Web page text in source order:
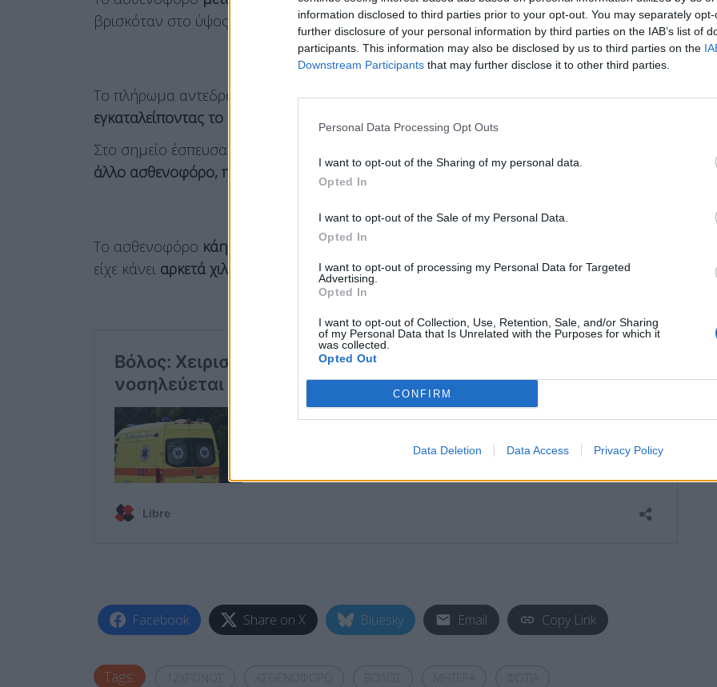
information disclosed to third parties prior to your opt-out. You may separately
further disclosure of your personal information by third parties on the IAB’s list of
participants. This information may also be disclosed by us to third parties on the
Downstream Participants that may further disclose it to other third parties.
Personal Data Processing Opt Outs
I want to opt-out of the Sharing of my personal data.
Opted In
I want to opt-out of the Sale of my Personal Data.
Opted In
I want to opt-out of processing my Personal Data for Targeted
Advertising.
Opted In
I want to opt-out of Collection, Use, Retention, Sale, and/or Sharing
of my Personal Data that Is Unrelated with the Purposes for which it
was collected.
Opted Out
CONFIRM
Data Deletion Data Access Privacy Policy
βρισκόταν στο ύψος της Σκούρπης τοέσβησεοκινητήρας και εκδηλώθηκε φωτιά.
Το πλήρωμα αντεδρασε με ψυχραιμία, βγάζονταςτο παιδί, τη μητέρα και έπειτα,
εγκαταλείποντας το ασθενοφόρο
Στο σημείο έσπευσαν 1
άλλο ασθενοφόρο, που παρέλαβε το παιδί και τη μητέρα του.
Το ασθενοφόρο κάηκε . Ήταν δωρεά του Ιδρύματος «
είχε κάνει αρκετά χιλιόμετρα
Facebook Share on X Bluesky Email Copy Link
Tags: